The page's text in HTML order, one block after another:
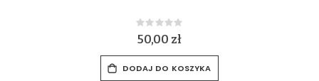
Rating:
0%
49,00 zł
DODAJ DO KOSZYKA